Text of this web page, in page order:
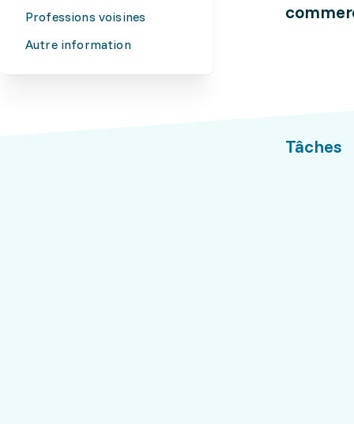
Professions voisines
Autre information
Tâches